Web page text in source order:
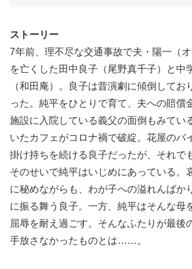
ストーリー
7年前、理不尽な交通事故で夫・陽一（オ
を亡くした田中良子（尾野真千子）と中
（和田庵）。良子は昔演劇に傾倒してお
った。純平をひとりで育て、夫への賠償
施設に入院している義父の面倒もみてい
いたカフェがコロナ禍で破綻。花屋のバ
掛け持ちを続ける良子だったが、それで
そのせいで純平はいじめにあっている。
に秘めながらも、わが子への溢れんばか
に振る舞う良子。一方、純平はそんな母
屈辱を耐え過ごす。そんなふたりが最後
手放さなかったものとは……。